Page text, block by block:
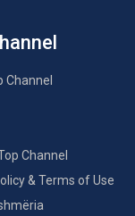
Channel
Channel
& Terms of Use